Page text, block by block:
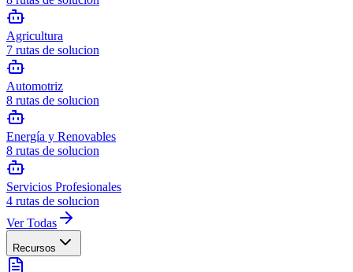
Agricultura
7 rutas de solucion
Automotriz
8 rutas de solucion
Energía y Renovables
8 rutas de solucion
Servicios Profesionales
4 rutas de solucion
Ver Todas
Recursos